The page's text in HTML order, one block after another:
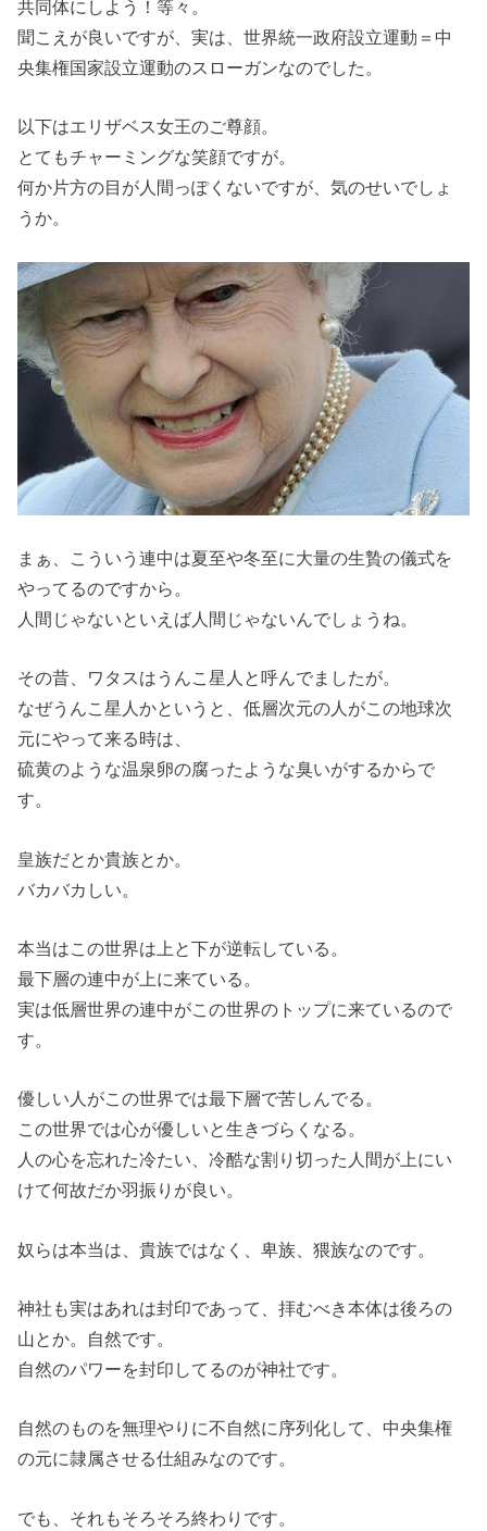
共同体にしよう！等々。
聞こえが良いですが、実は、世界統一政府設立運動＝中
央集権国家設立運動のスローガンなのでした。
以下はエリザベス女王のご尊顔。
とてもチャーミングな笑顔ですが。
何か片方の目が人間っぽくないですが、気のせいでしょ
うか。
まぁ、こういう連中は夏至や冬至に大量の生贄の儀式を
やってるのですから。
人間じゃないといえば人間じゃないんでしょうね。
その昔、ワタスはうんこ星人と呼んでましたが。
なぜうんこ星人かというと、低層次元の人がこの地球次
元にやって来る時は、
硫黄のような温泉卵の腐ったような臭いがするからで
す。
皇族だとか貴族とか。
バカバカしい。
本当はこの世界は上と下が逆転している。
最下層の連中が上に来ている。
実は低層世界の連中がこの世界のトップに来ているので
す。
優しい人がこの世界では最下層で苦しんでる。
この世界では心が優しいと生きづらくなる。
人の心を忘れた冷たい、冷酷な割り切った人間が上にい
けて何故だか羽振りが良い。
奴らは本当は、貴族ではなく、卑族、猥族なのです。
神社も実はあれは封印であって、拝むべき本体は後ろの
山とか。自然です。
自然のパワーを封印してるのが神社です。
自然のものを無理やりに不自然に序列化して、中央集権
の元に隷属させる仕組みなのです。
でも、それもそろそろ終わりです。